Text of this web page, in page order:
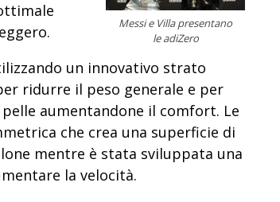
Messi e Villa presentano
le adiZero
un innovativo strato
ridurre il peso generale e per
aumentandone il comfort. Le
che crea una superficie di
mentre è stata sviluppata una
la velocità.